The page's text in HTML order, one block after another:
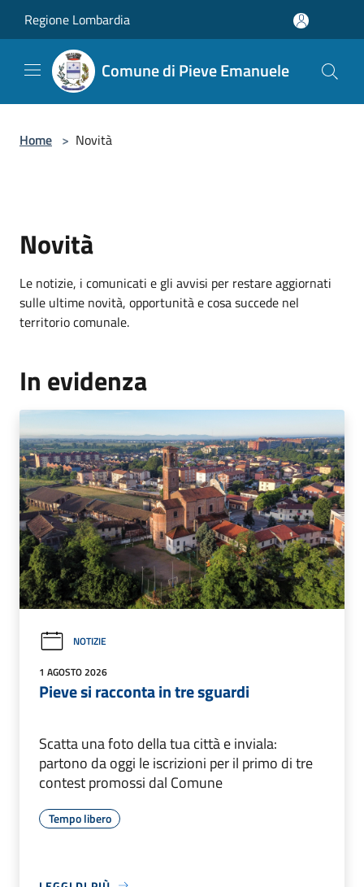
Regione Lombardia
Comune di Pieve Emanuele
Home > Novità
Novità
Le notizie, i comunicati e gli avvisi per restare aggiornati
sulle ultime novità, opportunità e cosa succede nel
territorio comunale.
In evidenza
NOTIZIE
1 AGOSTO 2026
Pieve si racconta in tre sguardi
Scatta una foto della tua città e inviala:
partono da oggi le iscrizioni per il primo di tre
contest promossi dal Comune
Tempo libero